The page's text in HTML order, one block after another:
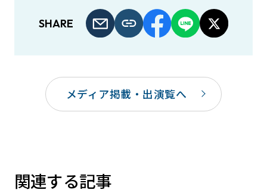
SHARE
メディア掲載・出演覧へ
関連する記事